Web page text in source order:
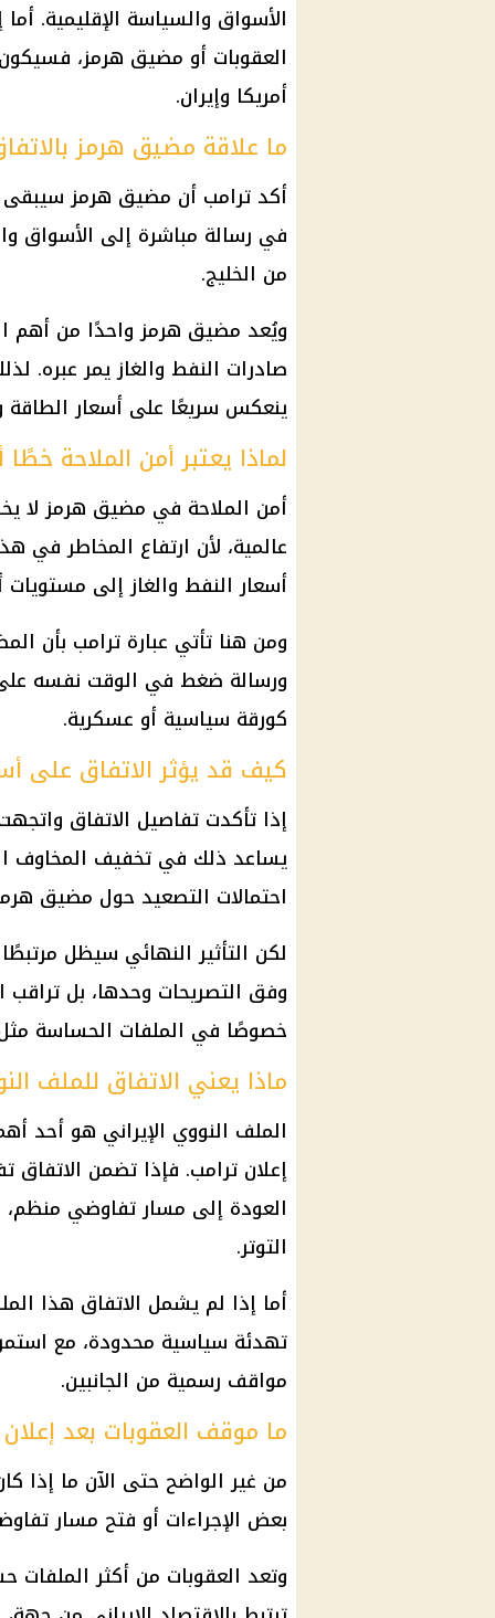
الأسواق والسياسة الإقليمية.
العقوبات أو مضيق هرمز،
أمريكا وإيران.
ما علاقة مضيق هرمز
أكد ترامب أن مضيق هرمزسيبقى
في رسالة مباشرة إلى الأسواق
من الخليج.
ويُعد مضيق هرمزواحدًا من أهم
صادرات النفط والغاز يمر عبره.
ينعكس سريعًا على أسعارالطاقة
لماذا يعتبر أمن الملاحة خطًا
أمن الملاحة في مضيق هرمزلا
عالمية، لأن ارتفاع المخاطر في
أسعار النفط والغاز إلى مستويات
ومن هنا تأتي عبارة ترامب بأن
ورسالة ضغط في الوقت نفسه
كورقة سياسية أو عسكرية.
كيف قد يؤثر الاتفاق على
إذا تأكدت تفاصيل الاتفاق
يساعد ذلك في تخفيف المخاوف
احتمالات التصعيد حول مضيق
لكن التأثير النهائي سيظل
وفق التصريحات وحدها، بل تراقب
خصوصًا في الملفات الحساسة مثل
ماذا يعني الاتفاق للملف
الملف النووي الإيراني هو أحد
إعلان ترامب. فإذا تضمن الاتفاق
العودة إلى مسار تفاوضي
التوتر.
أما إذا لم يشمل الاتفاق هذا
تهدئة سياسية محدودة، مع
مواقف رسمية من الجانبين.
ما موقف العقوبات بعد إعلان
من غير الواضح حتى الآن ما إذا
بعض الإجراءات أو فتح مسار
وتعد العقوبات من أكثر